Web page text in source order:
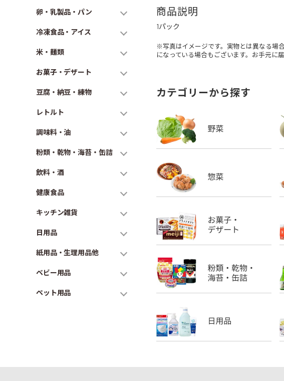
卵・乳製品・パン
冷凍食品・アイス
米・麺類
お菓子・デザート
豆腐・納豆・練物
レトルト
調味料・油
粉類・乾物・海苔・缶詰
飲料・酒
健康食品
キッチン雑貨
日用品
紙用品・生理用品他
ベビー用品
ペット用品
商品説明
1パック
※写真はイメージです。実物とは異なる場
になっている場合もございます。お手元に
カテゴリーから探す